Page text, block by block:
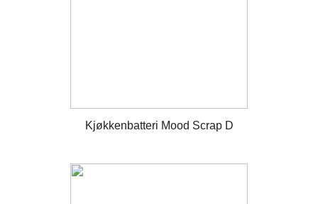
Kjøkkenbatteri Mood Scrap D